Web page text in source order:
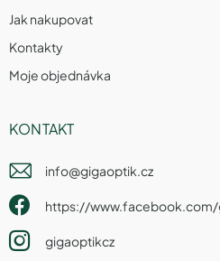
Jak nakupovat
Kontakty
Moje objednávka
KONTAKT
info@gigaoptik.cz
https://
gigaoptikcz